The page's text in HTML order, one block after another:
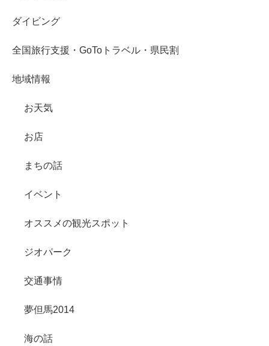
ダイビング
全国旅行支援・GoToトラベル・県民割
地域情報
お天気
お店
まちの話
イベント
オススメの観光スポット
ジオパーク
交通事情
夢但馬2014
海の話